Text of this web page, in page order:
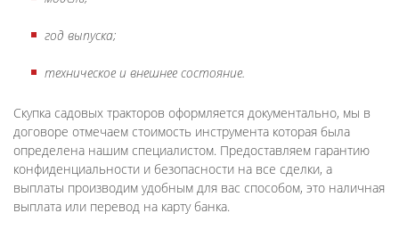
год выпуска;
техническое и внешнее состояние.
Скупка садовых тракторов оформляется документально, мы в
договоре отмечаем стоимость инструмента которая была
определена нашим специалистом. Предоставляем гарантию
конфиденциальности и безопасности на все сделки, а
выплаты производим удобным для вас способом, это наличная
выплата или перевод на карту банка.